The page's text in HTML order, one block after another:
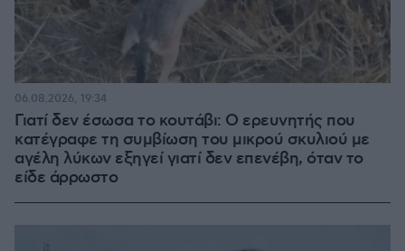
Γιατί δεν έσωσα το κουτάβι: Ο ερευνητής που
κατέγραφε τη συμβίωση του μικρού σκυλιού με
αγέλη λύκων εξηγεί γιατί δεν επενέβη, όταν το
είδε άρρωστο
06.08.2026, 19:34